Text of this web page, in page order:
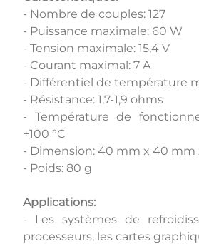
- Nombre de couples: 127
- Puissance maximale: 60 W
- Tension maximale: 15,4 V
- Courant maximal: 7 A
- Différentiel de température
- Résistance: 1,7-1,9 ohms
- Température de
+100 °C
- Dimension: 40 mm x 40 mm
- Poids: 80 g
Applications:
- Les systèmes de
processeurs, les cartes